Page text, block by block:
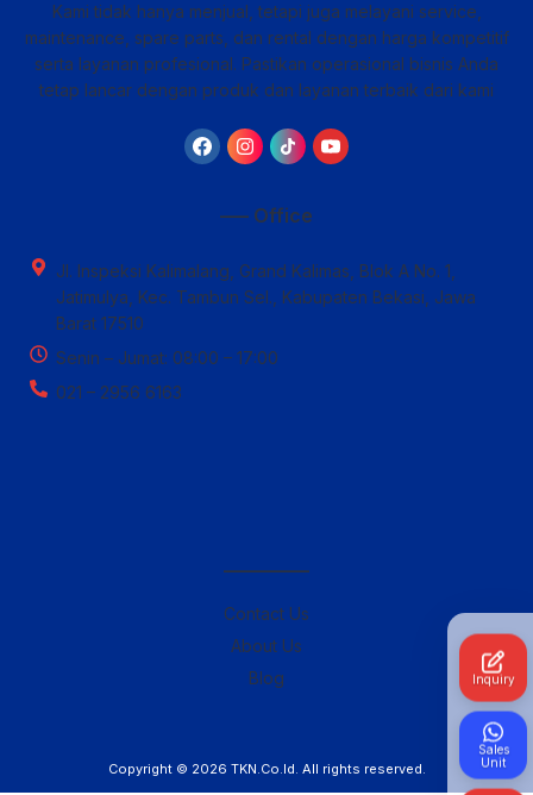
Kami tidak hanya menjual, tetapi juga melayani service,
maintenance, spare parts, dan rental dengan harga kompetitif
serta layanan profesional. Pastikan operasional bisnis Anda
tetap lancar dengan produk dan layanan terbaik dari kami
—– Office
Jl. Inspeksi Kalimalang, Grand Kalimas, Blok A No. 1,
Jatimulya, Kec. Tambun Sel., Kabupaten Bekasi, Jawa
Barat 17510
Senin – Jumat: 08:00 – 17:00
021 – 2956 6163
————–
Contact Us
About Us
Blog
Copyright © 2026 TKN.Co.Id. All rights reserved.
Inquiry
Sales
Unit